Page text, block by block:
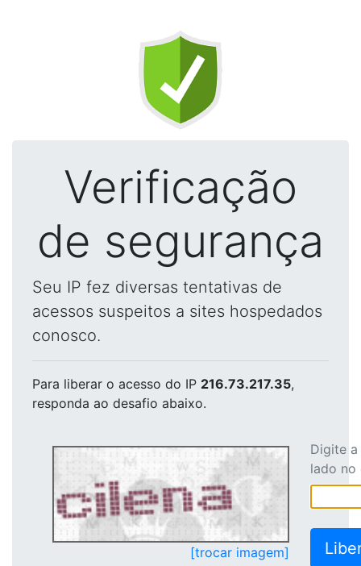
Verificação
de segurança
Seu IP fez diversas tentativas de
acessos suspeitos a sites hospedados
conosco.
Para liberar o acesso do IP 216.73.217.35,
responda ao desafio abaixo.
[trocar imagem]
Digite
lado no